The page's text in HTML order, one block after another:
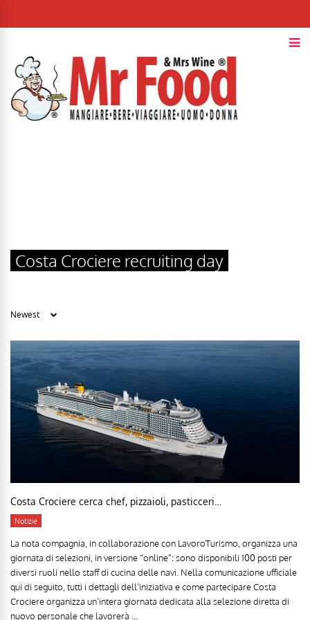
Costa Crociere recruiting day
Costa Crociere cerca chef, pizzaioli, pasticceri…
Notizie
La nota compagnia, in collaborazione con LavoroTurismo, organizza una
giornata di selezioni, in versione “online”: sono disponibili 100 posti per
diversi ruoli nello staff di cucina delle navi. Nella comunicazione ufficiale
qui di seguito, tutti i dettagli dell’iniziativa e come partecipare Costa
Crociere organizza un’intera giornata dedicata alla selezione diretta di
nuovo personale che lavorerà ...